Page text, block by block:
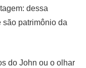
dessa
são patrimônio da
do John ou o olhar